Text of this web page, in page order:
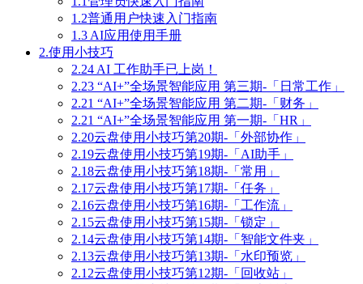
1.2普通用户快速入门指南
1.3 AI应用使用手册
2.使用小技巧
2.24 AI 工作助手已上岗！
2.23 “AI+”全场景智能应用 第三期-「日常工作」
2.21 “AI+”全场景智能应用 第二期-「财务」
2.21 “AI+”全场景智能应用 第一期-「HR」
2.20云盘使用小技巧第20期-「外部协作」
2.19云盘使用小技巧第19期-「AI助手」
2.18云盘使用小技巧第18期-「常用」
2.17云盘使用小技巧第17期-「任务」
2.16云盘使用小技巧第16期-「工作流」
2.15云盘使用小技巧第15期-「锁定」
2.14云盘使用小技巧第14期-「智能文件夹」
2.13云盘使用小技巧第13期-「水印预览」
2.12云盘使用小技巧第12期-「回收站」